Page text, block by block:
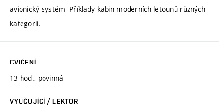
avionický systém. Příklady kabin moderních letounů různých
kategorií.
CVIČENÍ
13 hod., povinná
VYUČUJÍCÍ / LEKTOR